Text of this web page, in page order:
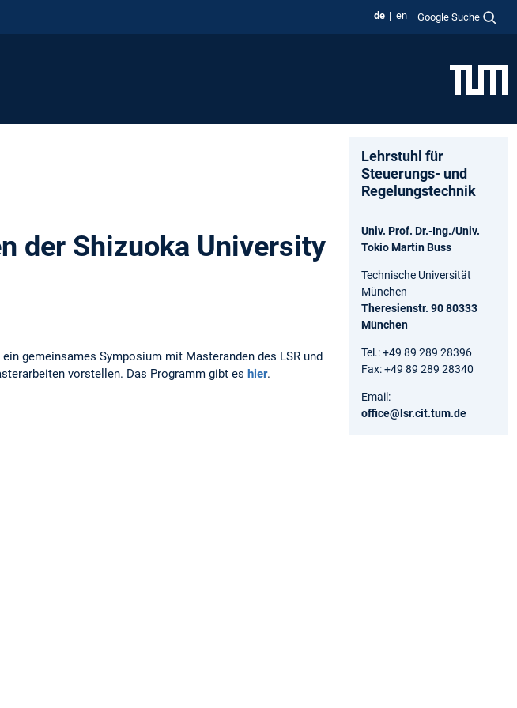
de en Google Suche
der Shizuoka University
ein gemeinsames Symposium mit Masteranden des LSR und
vorstellen. Das Programm gibt es hier.
Lehrstuhl für
Steuerungs- und
Regelungstechnik
Univ. Prof. Dr.-Ing./Univ.
Tokio Martin Buss
Technische Universität
München
Theresienstr. 90 80333
München
Tel.: +49 89 289 28396
Fax: +49 89 289 28340
Email:
office@lsr.cit.tum.de